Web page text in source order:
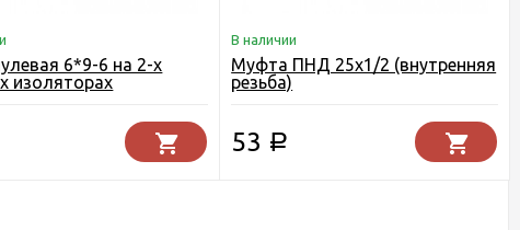
6*9-6 на 2-х
изоляторах
В наличии
Муфта ПНД 25х1/2 (внутренняя
резьба)
53 Р